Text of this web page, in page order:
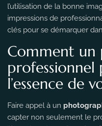
l’utilisation de la bonne
impressions de
clés pour se démarquer
Comment un
l’essence de
Faire appel à un
capter non seulement le